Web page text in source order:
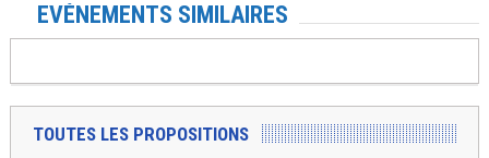
EVÉNEMENTS SIMILAIRES
TOUTES LES PROPOSITIONS